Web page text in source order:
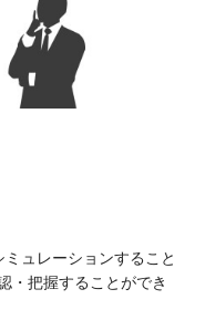
ュレーションすること
・把握することができ